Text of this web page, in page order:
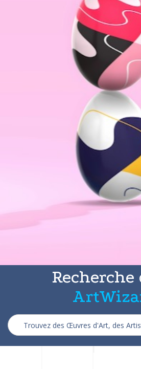
Recherche